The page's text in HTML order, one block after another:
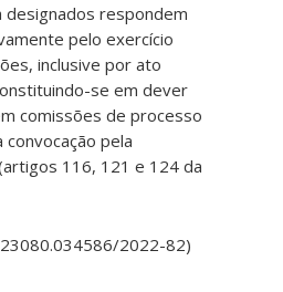
designados respondem
pelo exercício
inclusive por ato
se em dever
comissões de processo
pela
116, 121 e 124 da
2022-82)